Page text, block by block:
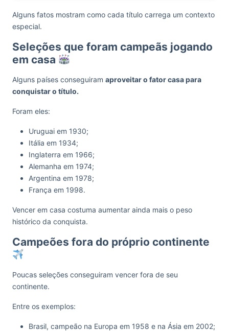
Alguns fatos mostram como cada título carrega um contexto
especial.
Seleções que foram campeãs jogando
em casa
Alguns países conseguiram aproveitar o fator casa para
conquistar o título.
Foram eles:
Uruguai em 1930;
Itália em 1934;
Inglaterra em 1966;
Alemanha em 1974;
Argentina em 1978;
França em 1998.
Vencer em casa costuma aumentar ainda mais o peso
histórico da conquista.
Campeões fora do próprio continente
Poucas seleções conseguiram vencer fora de seu
continente.
Entre os exemplos:
Brasil, campeão na Europa em 1958 e na Ásia em 2002;